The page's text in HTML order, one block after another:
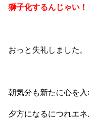
獅子化するんじゃい！
おっと失礼しました。
朝気分も新たに心を入
夕方になるにつれエ